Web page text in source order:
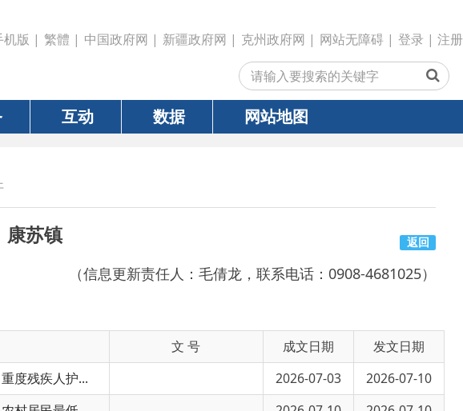
中国政府网| 新疆政府网| 克州政府网 | 网站无障碍| 登录 | 注册
数据 网站地图
信息更新责任人：毛倩龙，联系电话：0908-4681025）
2026-07-03 2026-07-10
2026-07-10
2026-07-10
2026-07-10 2026-07-10